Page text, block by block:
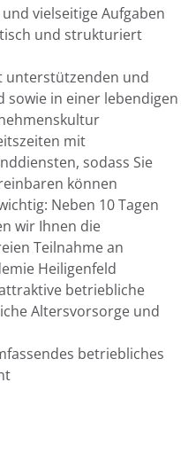
vielseitige Aufgaben
und strukturiert
unterstützenden und
sowie in einer lebendigen
mit
sodass Sie
können
Neben 10 Tagen
wir Ihnen die
Teilnahme an
Heiligenfeld
betriebliche
Altersvorsorge und
betriebliches